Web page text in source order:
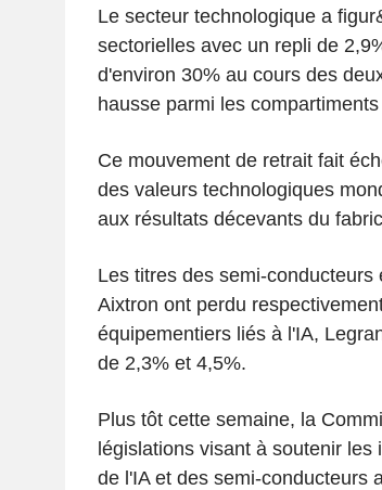
Le secteur technologique a
sectorielles avec un repli de
d'environ 30% au cours des
hausse parmi les
Ce mouvement de retrait fait
des valeurs technologiques
aux résultats décevants du
Les titres des semi-
Aixtron ont perdu
équipementiers liés à l'IA,
de 2,3% et 4,5%.
Plus tôt cette semaine, la
législations visant à soutenir
de l'IA et des semi-conducteurs